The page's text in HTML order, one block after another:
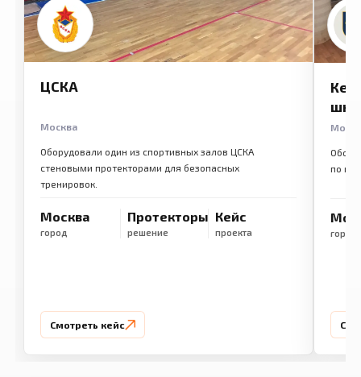
ЦСКА
Москва
Оборудовали один из спортивных залов ЦСКА
стеновыми протекторами для безопасных
тренировок.
Москва
город
Протекторы
решение
Кейс
проекта
Смотреть кейс
по
город